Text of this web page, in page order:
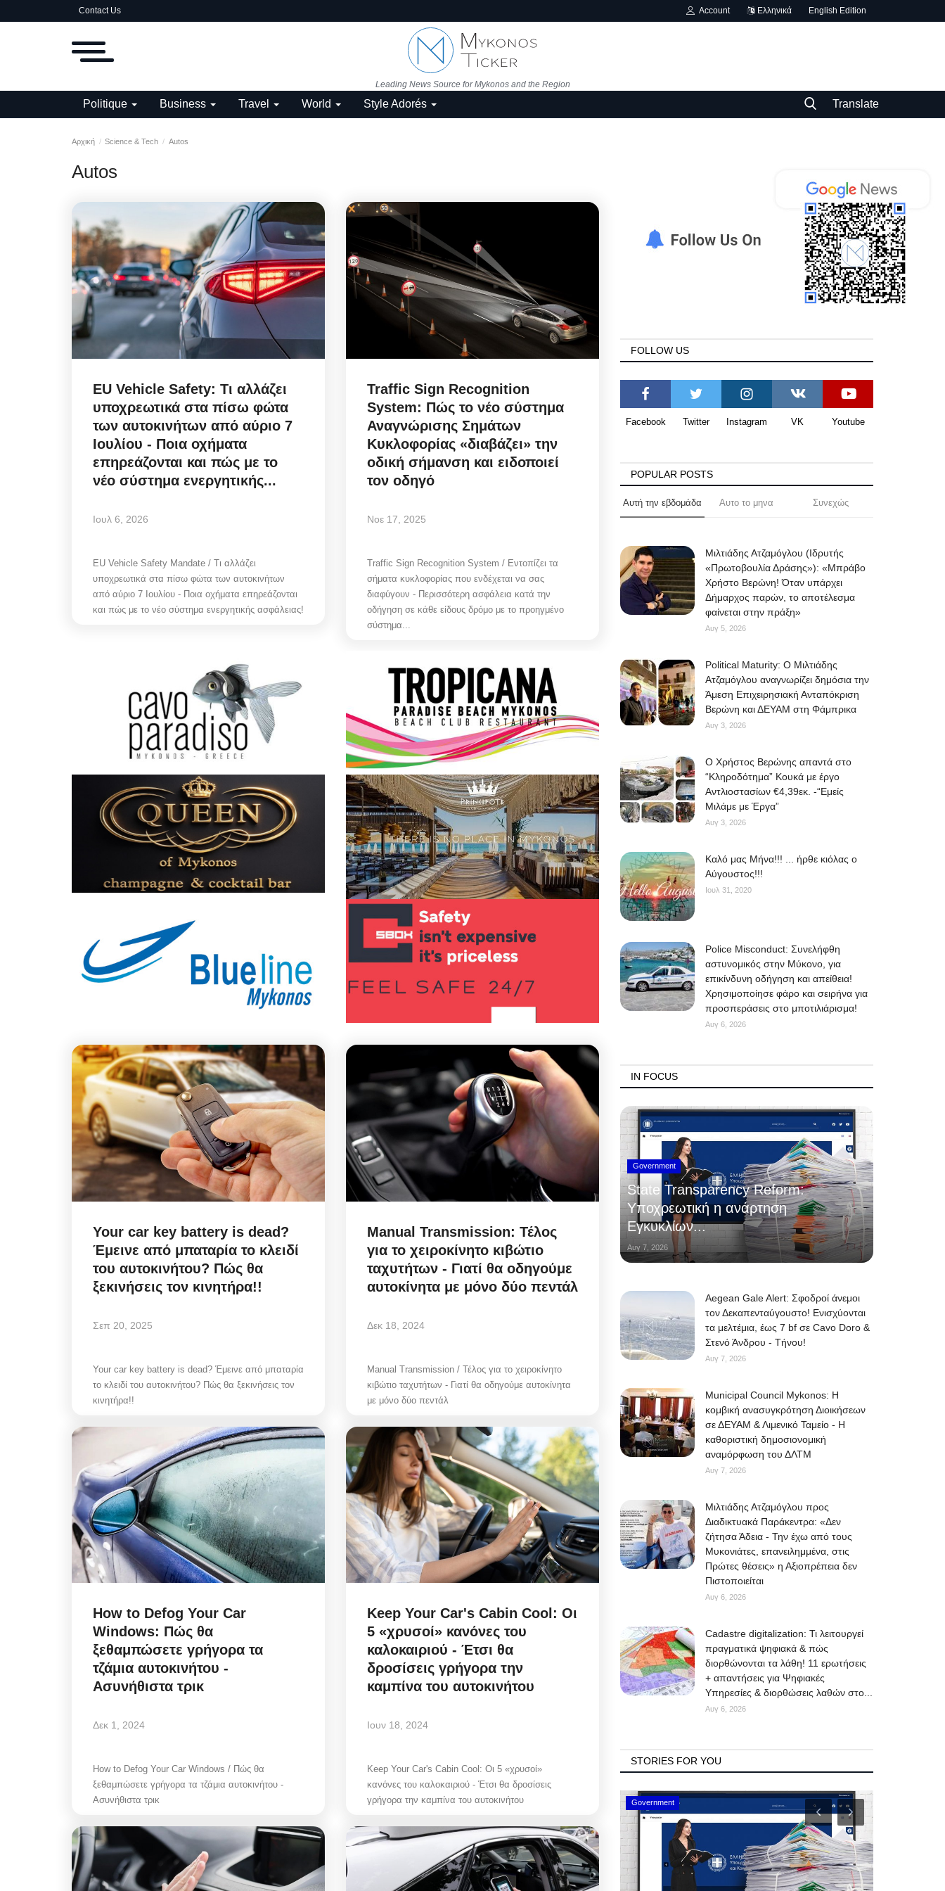
Contact Us Account Ελληνικά English Edition
Leading News Source for Mykonos and the Region
Politique Business Travel World Style Adorés Translate
Αρχική Science & Tech Autos
Autos
EU Vehicle Safety: Τι αλλάζει
υποχρεωτικά στα πίσω φώτα
των αυτοκινήτων από αύριο 7
Ιουλίου - Ποια οχήματα
επηρεάζονται και πώς με το
νέο σύστημα ενεργητικής...
Ιουλ 6, 2026
EU Vehicle Safety Mandate / Τι αλλάζει
υποχρεωτικά στα πίσω φώτα των αυτοκινήτων
από αύριο 7 Ιουλίου - Ποια οχήματα επηρεάζονται
και πώς με το νέο σύστημα ενεργητικής ασφάλειας!
Traffic Sign Recognition
System: Πώς το νέο σύστημα
Αναγνώρισης Σημάτων
Κυκλοφορίας «διαβάζει» την
οδική σήμανση και ειδοποιεί
τον οδηγό
Νοε 17, 2025
Traffic Sign Recognition System / Εντοπίζει τα
σήματα κυκλοφορίας που ενδέχεται να σας
διαφύγουν - Περισσότερη ασφάλεια κατά την
οδήγηση σε κάθε είδους δρόμο με το προηγμένο
σύστημα...
Your car key battery is dead?
Έμεινε από μπαταρία το κλειδί
του αυτοκινήτου? Πώς θα
ξεκινήσεις τον κινητήρα!!
Σεπ 20, 2025
Your car key battery is dead? Έμεινε από μπαταρία
το κλειδί του αυτοκινήτου? Πώς θα ξεκινήσεις τον
κινητήρα!!
Manual Transmission: Τέλος
για το χειροκίνητο κιβώτιο
ταχυτήτων - Γιατί θα οδηγούμε
αυτοκίνητα με μόνο δύο πεντάλ
Δεκ 18, 2024
Manual Transmission / Τέλος για το χειροκίνητο
κιβώτιο ταχυτήτων - Γιατί θα οδηγούμε αυτοκίνητα
με μόνο δύο πεντάλ
How to Defog Your Car
Windows: Πώς θα
ξεθαμπώσετε γρήγορα τα
τζάμια αυτοκινήτου -
Ασυνήθιστα τρικ
Δεκ 1, 2024
How to Defog Your Car Windows / Πώς θα
ξεθαμπώσετε γρήγορα τα τζάμια αυτοκινήτου -
Ασυνήθιστα τρικ
Keep Your Car's Cabin Cool: Οι
5 «χρυσοί» κανόνες του
καλοκαιριού - Έτσι θα
δροσίσεις γρήγορα την
καμπίνα του αυτοκινήτου
Ιουν 18, 2024
Keep Your Car's Cabin Cool: Οι 5 «χρυσοί»
κανόνες του καλοκαιριού - Έτσι θα δροσίσεις
γρήγορα την καμπίνα του αυτοκινήτου
FOLLOW US
Facebook Twitter Instagram VK Youtube
POPULAR POSTS
Αυτή την εβδομάδα Αυτο το μηνα Συνεχώς
Μιλτιάδης Ατζαμόγλου (Ιδρυτής
«Πρωτοβουλία Δράσης»): «Μπράβο
Χρήστο Βερώνη! Όταν υπάρχει
Δήμαρχος παρών, το αποτέλεσμα
φαίνεται στην πράξη»
Αυγ 5, 2026
Political Maturity: Ο Μιλτιάδης
Ατζαμόγλου αναγνωρίζει δημόσια την
Άμεση Επιχειρησιακή Ανταπόκριση
Βερώνη και ΔΕΥΑΜ στη Φάμπρικα
Αυγ 3, 2026
O Χρήστος Βερώνης απαντά στο
“Κληροδότημα” Κουκά με έργο
Αντλιοστασίων €4,39εκ. -“Εμείς
Μιλάμε με Έργα”
Αυγ 3, 2026
Kαλό μας Μήνα!!! ... ήρθε κιόλας ο
Αύγουστος!!!
Ιουλ 31, 2020
Police Misconduct: Συνελήφθη
αστυνομικός στην Μύκονο, για
επικίνδυνη οδήγηση και απείθεια!
Χρησιμοποίησε φάρο και σειρήνα για
προσπεράσεις στο μποτιλιάρισμα!
Αυγ 6, 2026
IN FOCUS
Government
State Transparency Reform:
Υποχρεωτική η ανάρτηση
Εγκυκλίων...
Αυγ 7, 2026
Aegean Gale Alert: Σφοδροί άνεμοι
τον Δεκαπενταύγουστο! Ενισχύονται
τα μελτέμια, έως 7 bf σε Cavo Doro &
Στενό Άνδρου - Τήνου!
Αυγ 7, 2026
Municipal Council Mykonos: Η
κομβική ανασυγκρότηση Διοικήσεων
σε ΔΕΥΑΜ & Λιμενικό Ταμείο - Η
καθοριστική δημοσιονομική
αναμόρφωση του ΔΛΤΜ
Αυγ 7, 2026
Μιλτιάδης Ατζαμόγλου προς
Διαδικτυακά Παράκεντρα: «Δεν
ζήτησα Άδεια - Την έχω από τους
Μυκονιάτες, επανειλημμένα, στις
Πρώτες θέσεις» η Αξιοπρέπεια δεν
Πιστοποιείται
Αυγ 6, 2026
Cadastre digitalization: Τι λειτουργεί
πραγματικά ψηφιακά & πώς
διορθώνονται τα λάθη! 11 ερωτήσεις
+ απαντήσεις για Ψηφιακές
Υπηρεσίες & διορθώσεις λαθών στο...
Αυγ 6, 2026
STORIES FOR YOU
Mykonos News Government Mykonos Events